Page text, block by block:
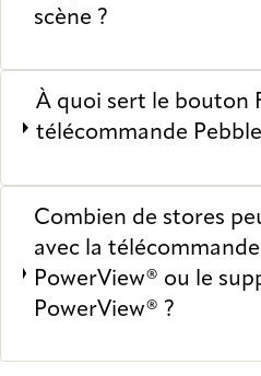
scène ?
À quoi sert le bouton
télécommande
Combien de stores
avec la
PowerView® ou le
PowerView® ?